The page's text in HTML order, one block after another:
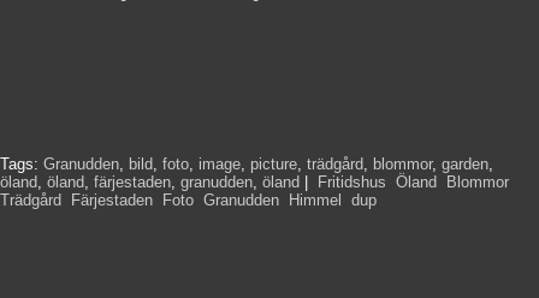
Tags: Granudden, bild, foto, image, picture, trädgård, blommor, garden,
öland, öland, färjestaden, granudden, öland Fritidshus Öland Blommor,
Trädgård
Färjestaden Foto Granudden Himmel dup